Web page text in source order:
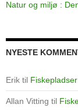
Natur og miljø :
NYESTE
Erik til Fiskepladser
Allan Vitting til